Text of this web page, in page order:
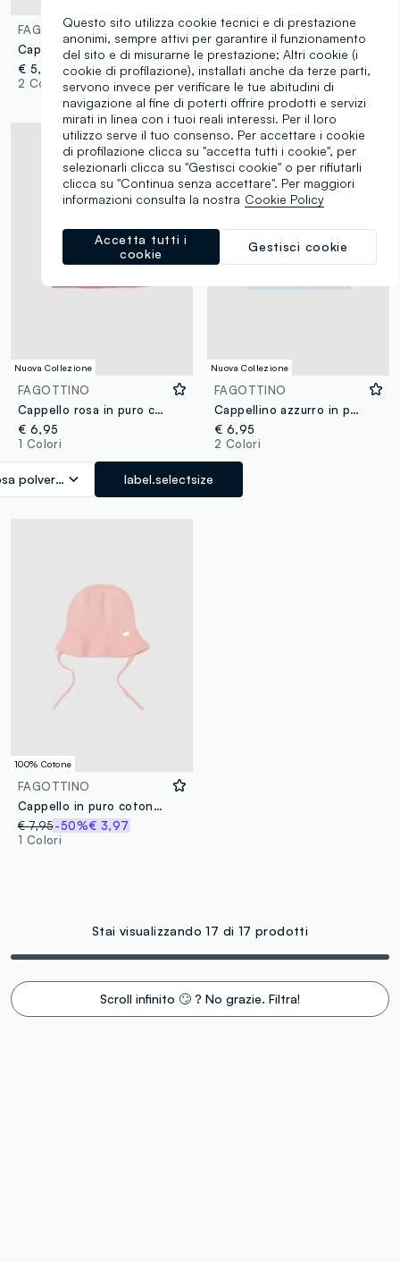
FAGOTTINO
€ 5,95
2 Colori
FAGOTTINO
Cappello bianco in cotone organico effetto peluche per neonata
€ 8,95
1 Colori
Nuova Collezione
FAGOTTINO
Cappello rosa in puro cotone organico a maglia per neonata
€ 6,95
1 Colori
polveroso label.selectsize
Nuova Collezione
FAGOTTINO
Cappellino azzurro in puro cotone organico lavorato a maglia per neonato
€ 6,95
2 Colori
100% Cotone
FAGOTTINO
Cappello in puro cotone rosa da neonata con lacci
€ 7,95-50%€ 3,97
1 Colori
Stai visualizzando 17 di 17 prodotti
Scroll infinito 🙄 ? No grazie. Filtra!
Questo sito utilizza cookie tecnici e di prestazione
anonimi, sempre attivi per garantire il funzionamento
del sito e di misurarne le prestazione; Altri cookie (i
cookie di profilazione), installati anche da terze parti,
servono invece per verificare le tue abitudini di
navigazione al fine di poterti offrire prodotti e servizi
mirati in linea con i tuoi reali interessi. Per il loro
utilizzo serve il tuo consenso. Per accettare i cookie
di profilazione clicca su "accetta tutti i cookie", per
selezionarli clicca su "Gestisci cookie" o per rifiutarli
clicca su "Continua senza accettare". Per maggiori
informazioni consulta la nostra Cookie Policy
Gestisci cookie
Accetta tutti i
cookie